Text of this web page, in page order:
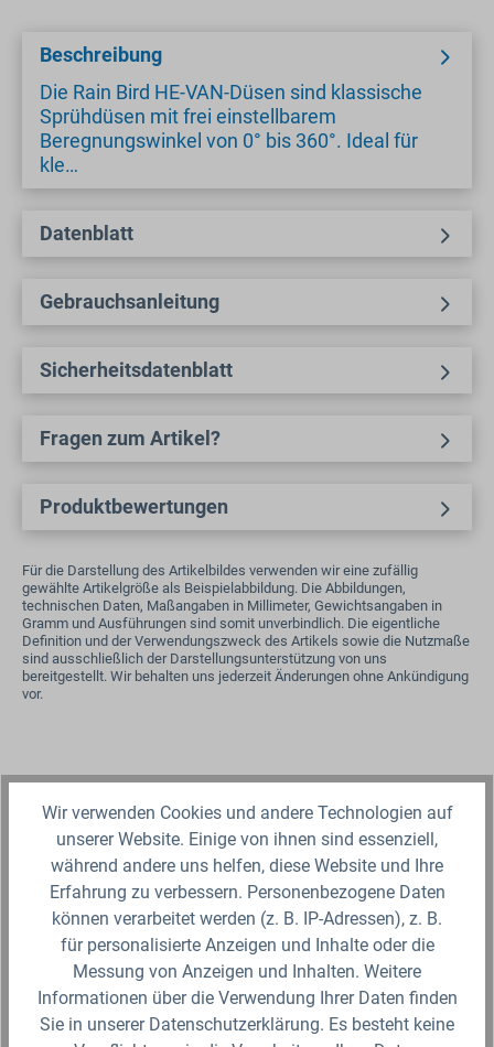
Beschreibung
Die Rain Bird HE-VAN-Düsen sind klassische
Sprühdüsen mit frei einstellbarem
Beregnungswinkel von 0° bis 360°. Ideal für
kle…
Datenblatt
Gebrauchsanleitung
Sicherheitsdatenblatt
Fragen zum Artikel?
Produktbewertungen
Für die Darstellung des Artikelbildes verwenden wir eine zufällig
gewählte Artikelgröße als Beispielabbildung. Die Abbildungen,
technischen Daten, Maßangaben in Millimeter, Gewichtsangaben in
Gramm und Ausführungen sind somit unverbindlich. Die eigentliche
Definition und der Verwendungszweck des Artikels sowie die Nutzmaße
sind ausschließlich der Darstellungsunterstützung von uns
bereitgestellt. Wir behalten uns jederzeit Änderungen ohne Ankündigung
vor.
Wir verwenden Cookies und andere Technologien auf
unserer Website. Einige von ihnen sind essenziell,
während andere uns helfen, diese Website und Ihre
Erfahrung zu verbessern. Personenbezogene Daten
können verarbeitet werden (z. B. IP-Adressen), z. B.
für personalisierte Anzeigen und Inhalte oder die
Messung von Anzeigen und Inhalten. Weitere
Informationen über die Verwendung Ihrer Daten finden
Sie in unserer Datenschutzerklärung. Es besteht keine